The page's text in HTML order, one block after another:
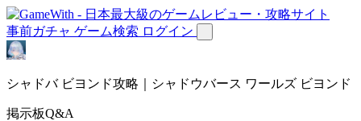
事前ガチャ ゲーム検索 ログイン
シャドバ ビヨンド攻略｜シャドウバース ワールズ ビヨンド
掲示板Q&A